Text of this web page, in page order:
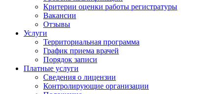
Критерии оценки работы регистратуры
Вакансии
Отзывы
Услуги
Территориальная программа
График приема врачей
Порядок записи
Платные услуги
Сведения о лицензии
Контролирующие организации